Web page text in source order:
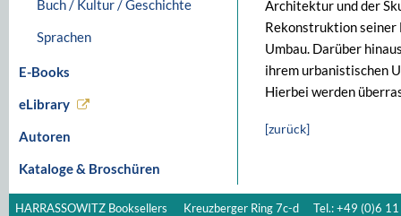
Buch / Kultur / Geschichte
Sprachen
E-Books
eLibrary
Autoren
Kataloge & Broschüren
Architektur und der
Rekonstruktion seiner
Umbau. Darüber
ihrem urbanistischen
Hierbei werden
[zurück]
HARRASSOWITZ Booksellers
Kreuzberger Ring 7c-d
Tel.: +49 (0)6